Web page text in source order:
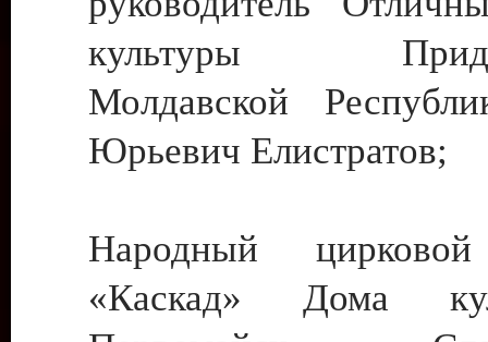
культуры
Молдавской
Юрьевич Елистратов;
Народный цирковой
«Каскад» Дома